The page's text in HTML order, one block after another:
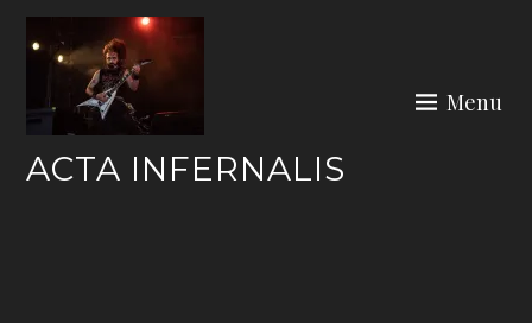
Skip
ACTA INFERNALIS
Menu